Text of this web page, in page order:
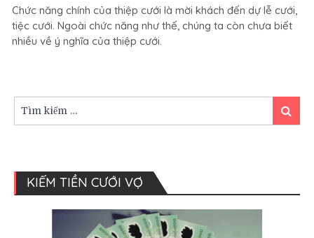
nghĩa
của
thiệp
mời
cưới?
Chức năng chính của thiệp cưới là mời khách đến dự lễ cưới,
tiệc cưới. Ngoài chức năng như thế, chúng ta còn chưa biết
nhiều về ý nghĩa của thiệp cưới.
kiếm:
Tìm
kiếm
KIẾM TIỀN CƯỚI VỢ